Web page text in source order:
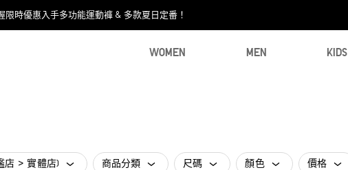
限時優惠入手多功能運動褲 & 多款夏日定番！​
WOMEN MEN KIDS
店 > 實體店) 商品分類 尺碼 顏色 價格